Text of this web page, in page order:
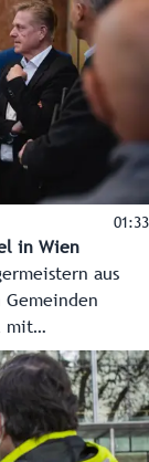
01:33
in Wien
mit
ist eine